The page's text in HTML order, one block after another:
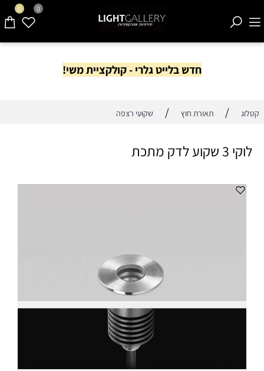
0 0
חדש בלייט גלרי - קולקציית משי!
קטלוג / תאורת חוץ / שקועי רצפה
לוקי 3 שקוע לדק מתכת